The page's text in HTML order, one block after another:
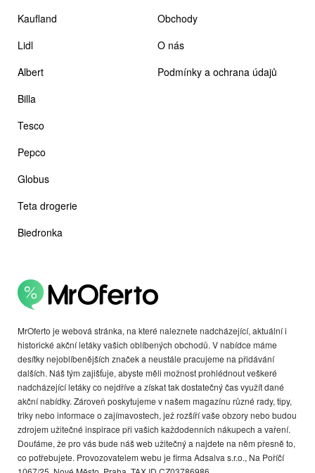
MrOferto je webová stránka, na které naleznete nadcházející, aktuální i
historické akční letáky vašich oblíbených obchodů. V nabídce máme
desítky nejoblíbenějších značek a neustále pracujeme na přidávání
dalších. Náš tým zajišťuje, abyste měli možnost prohlédnout veškeré
nadcházející letáky co nejdříve a získat tak dostatečný čas využít dané
akční nabídky. Zároveň poskytujeme v našem magazínu různé rady, tipy,
triky nebo informace o zajímavostech, jež rozšíří vaše obzory nebo budou
zdrojem užitečné inspirace při vašich každodenních nákupech a vaření.
Doufáme, že pro vás bude náš web užitečný a najdete na něm přesně to,
co potřebujete. Provozovatelem webu je firma Adsalva s.r.o., Na Poříčí
Kaufland
Lidl
Albert
Billa
Tesco
Pepco
Globus
Teta drogerie
Biedronka
Obchody
O nás
Podmínky a ochrana údajů